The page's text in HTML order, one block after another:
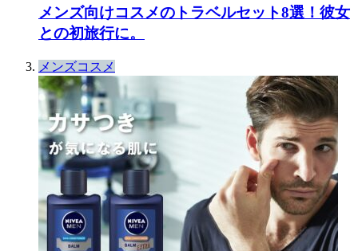
メンズ向けコスメのトラベルセット8選！彼女
との初旅行に。
メンズコスメ